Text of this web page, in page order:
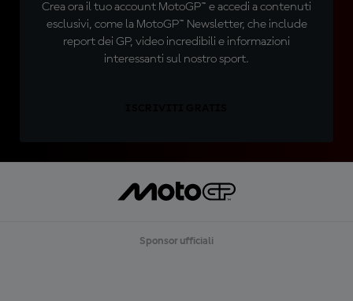
Crea ora il tuo account MotoGP™ e accedi a contenuti
esclusivi, come la MotoGP™ Newsletter, che include
report dei GP, video incredibili e informazioni
interessanti sul nostro sport.
Sponsor ufficiali